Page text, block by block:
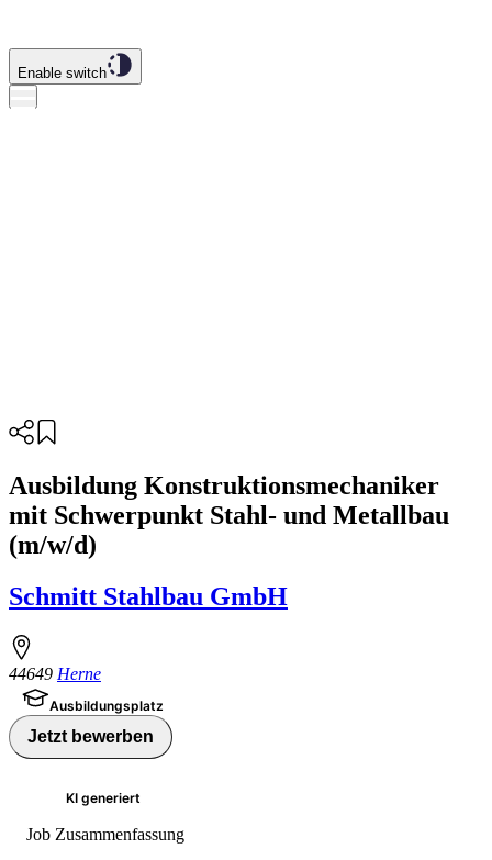
Enable switch
Ausbildung Konstruktionsmechaniker
mit Schwerpunkt Stahl- und Metallbau
(m/w/d)
Schmitt Stahlbau GmbH
44649 Herne
Ausbildungsplatz
Jetzt bewerben
KI generiert
Job Zusammenfassung